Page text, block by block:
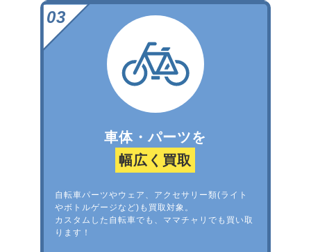
車体・パーツを
幅広く買取
自転車パーツやウェア、アクセサリー類(ライト
やボトルゲージなど)も買取対象。
カスタムした自転車でも、ママチャリでも買い取
ります！